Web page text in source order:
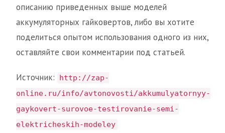
описанию приведенных выше моделей
аккумуляторных гайковертов, либо вы хотите
поделиться опытом использования одного из них,
оставляйте свои комментарии под статьей.
Источник:
http://zap-
online.ru/info/avtonovosti/akkumulyatornyy-
gaykovert-surovoe-testirovanie-semi-
elektricheskih-modeley